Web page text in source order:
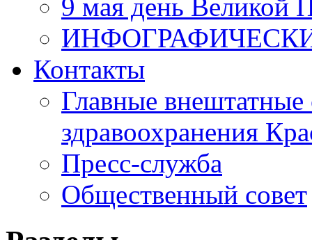
9 мая день Великой
Контакты
Главные внештатные
здравоохранения
Пресс-служба
Общественный совет